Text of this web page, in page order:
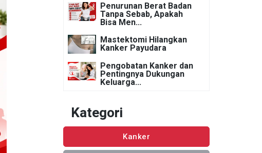
Penurunan Berat Badan
Tanpa Sebab, Apakah
Bisa Men...
Mastektomi Hilangkan
Kanker Payudara
Pengobatan Kanker dan
Pentingnya Dukungan
Keluarga...
Kategori
Kanker